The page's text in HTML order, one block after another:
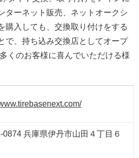
ターネット販売、ネットオークシ
購入しても、交換取り付けをする
で、持ち込み交換店としてオープ
くのお客様に喜んでいただける様
0874 兵庫県伊丹市山田４丁目６